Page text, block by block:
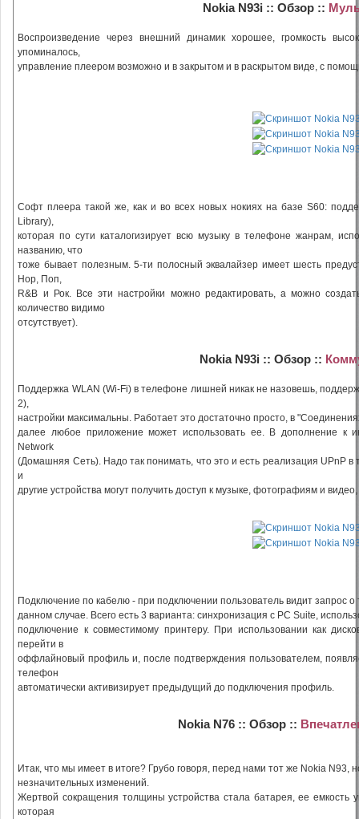
Nokia N93i :: Обзор ::
Воспроизведение через внешний динамик хорошее, громкость
упоминалось,
управление плеером возможно и в закрытом и в раскрытом виде, с
Софт плеера такой же, как и во всех новых нокиях на базе S60:
Library),
которая по сути каталогизирует всю музыку в телефоне жанрам,
названию, что
тоже бывает полезным. 5-ти полосный эквалайзер имеет шесть
Hop, Поп,
R&B и Рок. Все эти настройки можно редактировать, а можно
количество видимо
отсутствует).
Nokia N93i :: Обзор ::
Поддержка WLAN (Wi-Fi) в телефоне лишней никак не назовешь,
2),
настройки максимальны. Работает это достаточно просто, в
далее любое приложение может использовать ее. В дополнение к
Network
(Домашняя Сеть). Надо так понимать, что это и есть реализация UPnP в
и
другие устройства могут получить доступ к музыке, фотографиям и
Подключение по кабелю - при подключении пользователь видит запрос
данном случае. Всего есть 3 варианта: синхронизация с PC Suite,
подключение к совместимому принтеру. При использовании как
перейти в
оффлайновый профиль и, после подтверждения пользователем,
телефон
автоматически активизирует предыдущий до подключения профиль.
Nokia N76 :: Обзор ::
Итак, что мы имеет в итоге? Грубо говоря, перед нами тот же Nokia N93,
незначительных изменений.
Жертвой сокращения толщины устройства стала батарея, ее емкость
которая